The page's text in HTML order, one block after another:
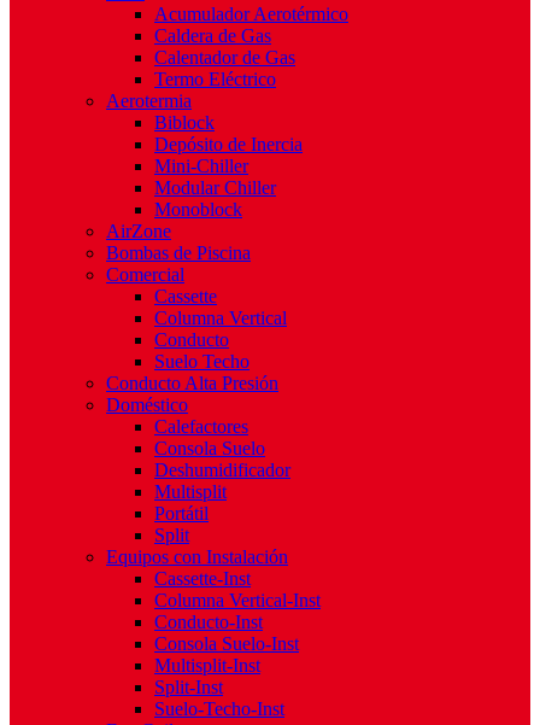
Acumulador Aerotérmico
Caldera de Gas
Calentador de Gas
Termo Eléctrico
Aerotermia
Biblock
Depósito de Inercia
Mini-Chiller
Modular Chiller
Monoblock
AirZone
Bombas de Piscina
Comercial
Cassette
Columna Vertical
Conducto
Suelo Techo
Conducto Alta Presión
Doméstico
Calefactores
Consola Suelo
Deshumidificador
Multisplit
Portátil
Split
Equipos con Instalación
Cassette-Inst
Columna Vertical-Inst
Conducto-Inst
Consola Suelo-Inst
Multisplit-Inst
Split-Inst
Suelo-Techo-Inst